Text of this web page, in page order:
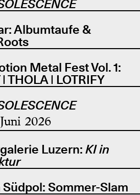
Albumtaufe &
Metal Fest Vol. 1:
THOLA | LOTRIFY
Juni 2026
Luzern: KI in
Sommer-Slam